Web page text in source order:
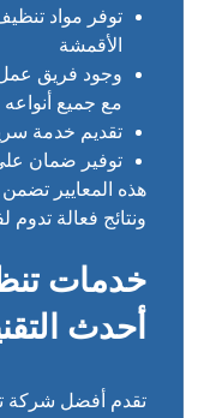
توفر مواد
الأقمشة
وجود فريق
مع جميع أنواعه
تقديم خدمة
توفير ضمان
هذه المعايير
ونتائج فعالة تدوم
خدمات
أحدث
تقدم أفضل شركة